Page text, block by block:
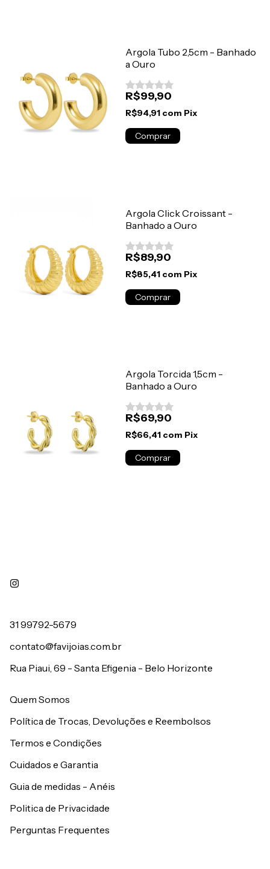
Argola Tubo 2,5cm - Banhado
a Ouro
R$99,90
R$94,91 com Pix
Argola Click Croissant -
Banhado a Ouro
R$89,90
R$85,41 com Pix
Argola Torcida 1,5cm -
Banhado a Ouro
R$69,90
R$66,41 com Pix
31 99792-5679
contato@favijoias.com.br
Rua Piaui, 69 - Santa Efigenia - Belo Horizonte
Quem Somos
Política de Trocas, Devoluções e Reembolsos
Termos e Condições
Cuidados e Garantia
Guia de medidas - Anéis
Politica de Privacidade
Perguntas Frequentes